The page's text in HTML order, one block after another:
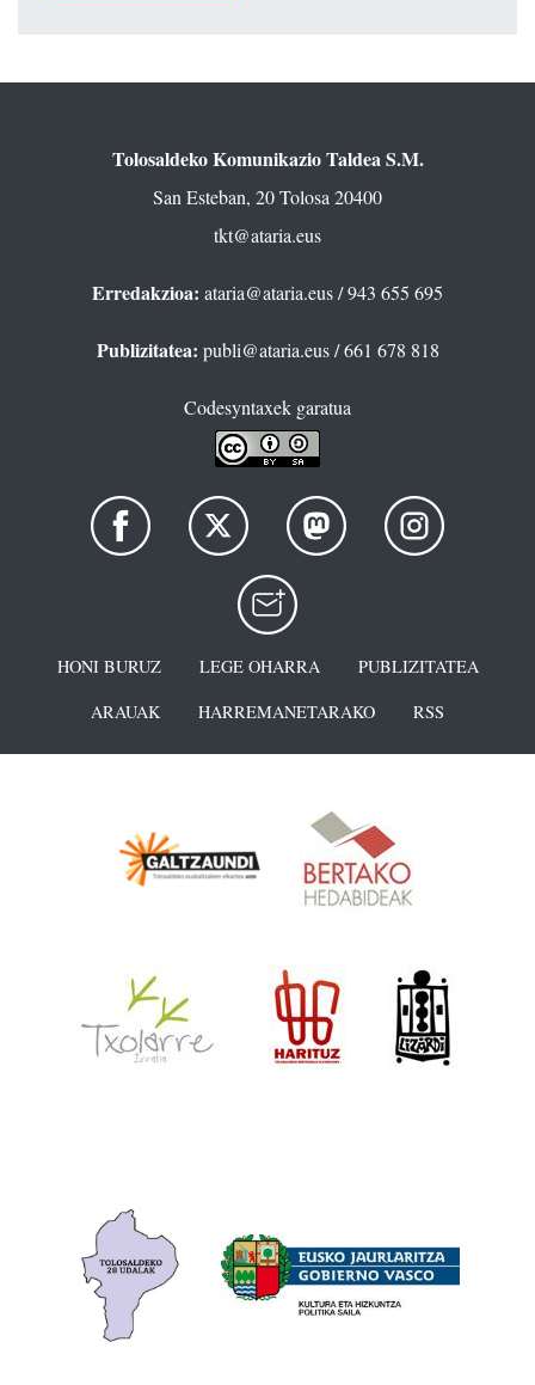
Tolosaldeko Komunikazio Taldea S.M.
San Esteban, 20 Tolosa 20400
tkt@ataria.eus
Erredakzioa: ataria@ataria.eus/ 943 655 695
Publizitatea: publi@ataria.eus/ 661 678 818
Codesyntaxek garatua
HONI BURUZ LEGE OHARRA
PUBLIZITATEA
ARAUAK
HARREMANETARAKO RSS